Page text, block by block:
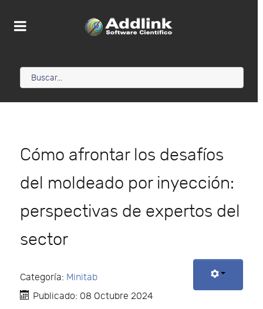
Cómo afrontar los desafíos
del moldeado por inyección:
perspectivas de expertos del
sector
Categoría: Minitab
Publicado: 08 Octubre 2024